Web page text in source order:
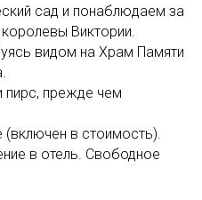
сад и понаблюдаем за
Виктории.
видом на Храм Памяти
пирс, прежде чем
в стоимость).
в отель. Свободное